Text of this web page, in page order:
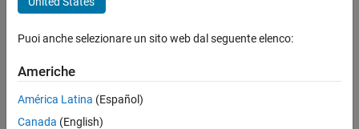
Syntax
Input Arguments
Outputs
Extended Capabilities
Syntax
scans = rosReadLidarScan(scanMsg)
from a ROS or ROS 2sensor_msgs/LaserScan
Puoi anche selezionare un sito web dal seguente elenco:
Americhe
América Latina (Español)
Canada (English)